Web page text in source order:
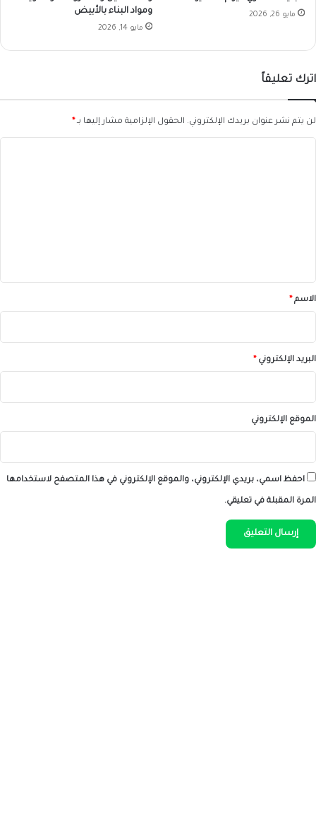
مايو 26, 2026
ومواد البناء بالأبيض
مايو 14, 2026
اترك تعليقاً
لن يتم نشر عنوان بريدك الإلكتروني. الحقول الإلزامية مشار إليها بـ *
*الاسم *
البريد الإلكتروني *
الموقع الإلكتروني
احفظ اسمي، بريدي الإلكتروني، والموقع الإلكتروني في هذا المتصفح لاستخدامها
المرة المقبلة في تعليقي.